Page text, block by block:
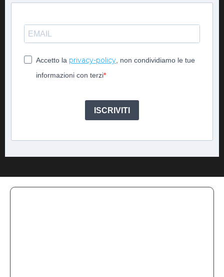
Accetto la privacy-policy, non condividiamo le tue
informazioni con terzi
ISCRIVITI